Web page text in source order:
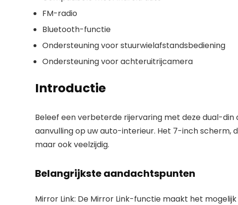
FM-radio
Bluetooth-functie
Ondersteuning voor stuurwielafstandsbediening
Ondersteuning voor achteruitrijcamera
Introductie
Beleef een verbeterde rijervaring met deze dual-
aanvulling op uw auto-interieur. Het 7-inch scherm,
maar ook veelzijdig.
Belangrijkste aandachtspunten
Mirror Link: De Mirror Link-functie maakt het